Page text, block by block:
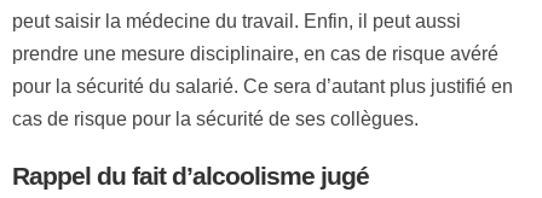
peut saisir la médecine du travail. Enfin, il peut aussi
prendre une mesure disciplinaire, en cas de risque avéré
pour la sécurité du salarié. Ce sera d’autant plus justifié en
cas de risque pour la sécurité de ses collègues.
Rappel du fait d’alcoolisme jugé